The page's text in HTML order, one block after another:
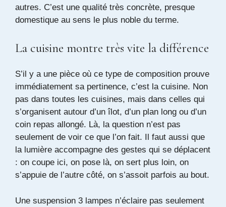
autres. C’est une qualité très concrète, presque
domestique au sens le plus noble du terme.
La cuisine montre très vite la différence
S’il y a une pièce où ce type de composition prouve
immédiatement sa pertinence, c’est la cuisine. Non
pas dans toutes les cuisines, mais dans celles qui
s’organisent autour d’un îlot, d’un plan long ou d’un
coin repas allongé. Là, la question n’est pas
seulement de voir ce que l’on fait. Il faut aussi que
la lumière accompagne des gestes qui se déplacent
: on coupe ici, on pose là, on sert plus loin, on
s’appuie de l’autre côté, on s’assoit parfois au bout.
Une suspension 3 lampes n’éclaire pas seulement